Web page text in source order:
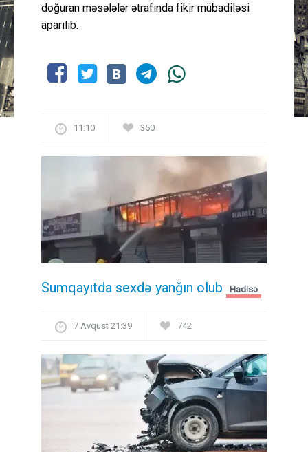
doğuran məsələlər ətrafında fikir mübadiləsi
aparılıb.
11:10 350
Sumqayıtda sexdə yanğın olub Hadisə
7 Avqust 21:39 742